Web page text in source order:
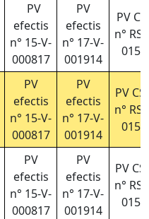
PV
efectis
n° 15-V-
000817
PV
efectis
n° 17-V-
001914
PV
n°
015/
PV
efectis
n° 15-V-
000817
PV
efectis
n° 17-V-
001914
PV
n°
015/
PV
efectis
n° 15-V-
000817
PV
efectis
n° 17-V-
001914
PV
n°
015/